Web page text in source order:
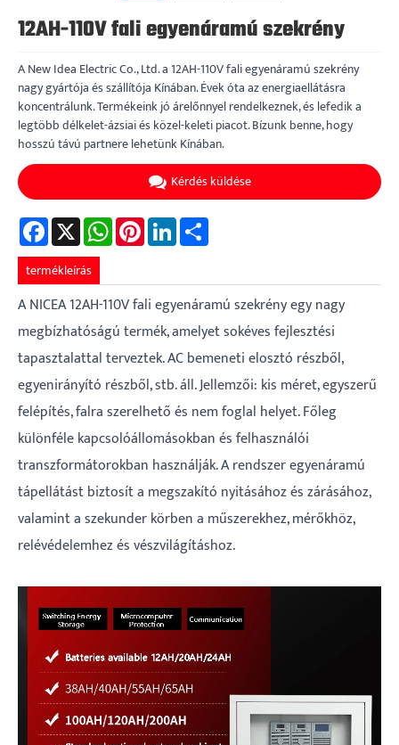
12AH-110V fali egyenáramú szekrény
A New Idea Electric Co., Ltd. a 12AH-110V fali egyenáramú szekrény
nagy gyártója és szállítója Kínában. Évek óta az energiaellátásra
koncentrálunk. Termékeink jó árelőnnyel rendelkeznek, és lefedik a
legtöbb délkelet-ázsiai és közel-keleti piacot. Bízunk benne, hogy
hosszú távú partnere lehetünk Kínában.
Kérdés küldése
Facebook
X WhatsAppPinterestLinkedIn
termékleírás
A NICEA 12AH-110V fali egyenáramú szekrény egy nagy
megbízhatóságú termék, amelyet sokéves fejlesztési
tapasztalattal terveztek. AC bemeneti elosztó részből,
egyenirányító részből, stb. áll. Jellemzői: kis méret, egyszerű
felépítés, falra szerelhető és nem foglal helyet. Főleg
különféle kapcsolóállomásokban és felhasználói
transzformátorokban használják. A rendszer egyenáramú
tápellátást biztosít a megszakító nyitásához és zárásához,
valamint a szekunder körben a műszerekhez, mérőkhöz,
relévédelemhez és vészvilágításhoz.